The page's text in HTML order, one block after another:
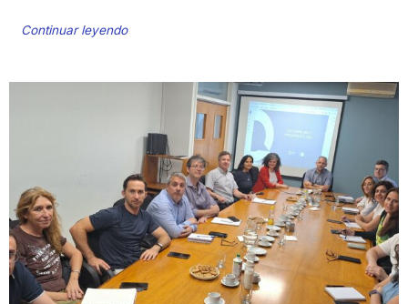
Continuar leyendo